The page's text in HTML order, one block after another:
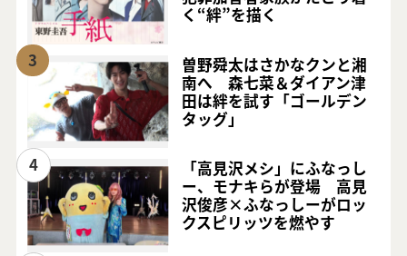
く“絆”を描く
3
曽野舜太はさかなクンと湘
南へ 森七菜＆ダイアン津
田は絆を試す「ゴールデン
タッグ」
4
「高見沢メシ」にふなっし
ー、モナキらが登場 高見
沢俊彦×ふなっしーがロッ
クスピリッツを燃やす